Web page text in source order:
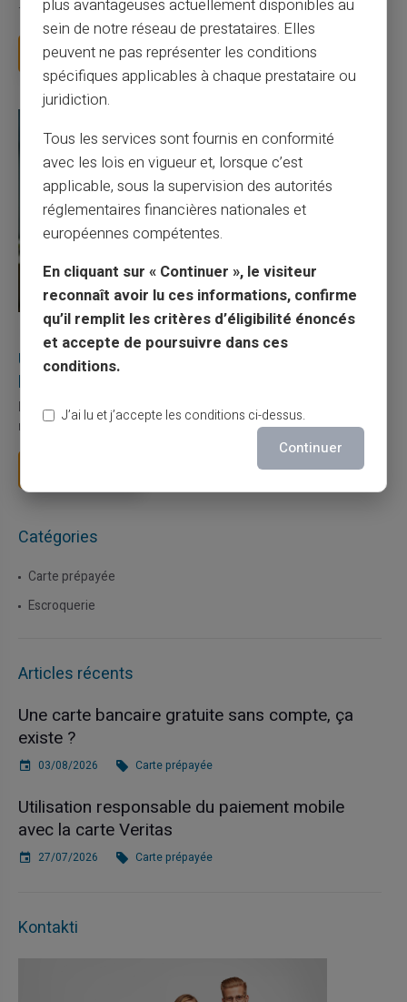
facture 50 € par an pour une carte que vo...
Lire la suite
Carte prépayée
Utilisation responsable du paiement mobile avec
la carte Veritas
Le paiement mobile s'est imposé dans les habitudes quotidiennes,
mais il appelle des réflexes pour é...
Catégories
Carte prépayée
Escroquerie
Articles récents
Une carte bancaire gratuite sans compte, ça
existe ?
03/08/2026 Carte prépayée
Utilisation responsable du paiement mobile
avec la carte Veritas
27/07/2026 Carte prépayée
Kontakti
plus avantageuses actuellement disponibles au
sein de notre réseau de prestataires. Elles
peuvent ne pas représenter les conditions
spécifiques applicables à chaque prestataire ou
juridiction.
Tous les services sont fournis en conformité
avec les lois en vigueur et, lorsque c’est
applicable, sous la supervision des autorités
réglementaires financières nationales et
européennes compétentes.
En cliquant sur « Continuer », le visiteur
reconnaît avoir lu ces informations, confirme
qu’il remplit les critères d’éligibilité énoncés
et accepte de poursuivre dans ces
conditions.
J’ai lu et j’accepte les conditions ci-dessus.
Continuer